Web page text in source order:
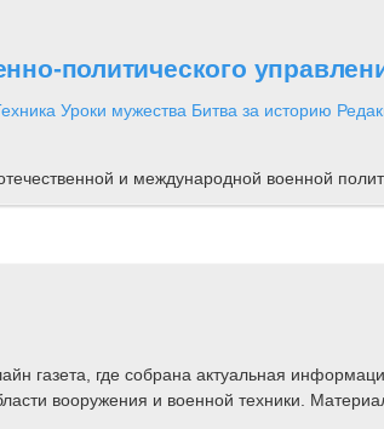
политического
Уроки мужества Битва за историю
и международной военной
газета, где собрана актуальная
вооружения и военной техники.